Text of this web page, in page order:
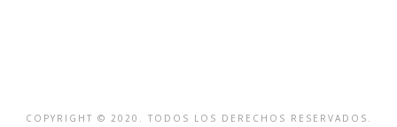
COPYRIGHT © 2020. TODOS LOS DERECHOS RESERVADOS.